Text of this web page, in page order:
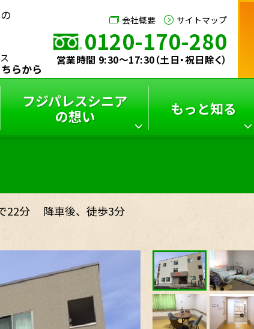
らから
会社概要 サイトマップ
0120-170-280
営業時間 9:30～17:30（土日・祝日除く）
フジパレスシニア
の想い
特選コラム
もっと知る
は？
け
22分 降車後、徒歩3分